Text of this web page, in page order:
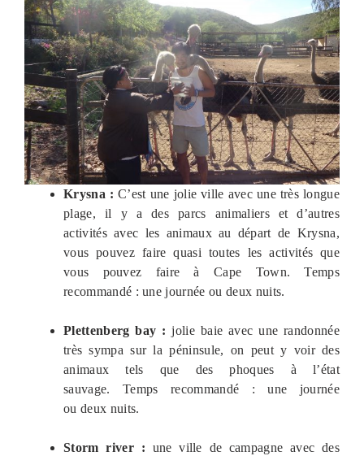
Krysna : C’est une jolie ville avec une très longue
plage, il y a des parcs animaliers et d’autres
activités avec les animaux au départ de Krysna,
vous pouvez faire quasi toutes les activités que
vous pouvez faire à Cape Town. Temps
recommandé : une journée ou deux nuits.
Plettenberg bay : jolie baie avec une randonnée
très sympa sur la péninsule, on peut y voir des
animaux tels que des phoques à l’état
sauvage. Temps recommandé : une journée
ou deux nuits.
Storm river : une ville de campagne avec des